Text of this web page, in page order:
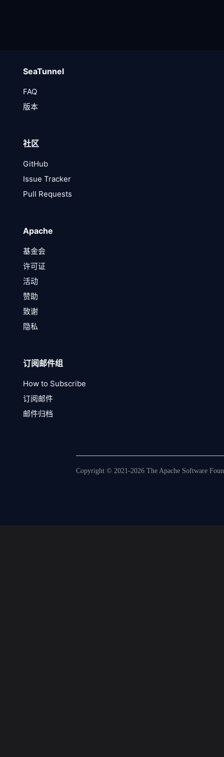
SeaTunnel
FAQ
版本
社区
GitHub
Issue Tracker
Pull Requests
Apache
基金会
许可证
活动
赞助
致谢
隐私
订阅邮件组
How to Subscribe
订阅邮件
邮件归档
Copyright © 2021-2026 The Apache Software